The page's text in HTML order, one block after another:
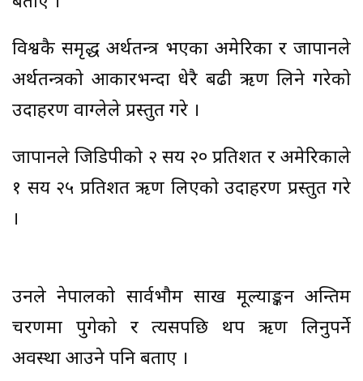
विश्वकै समृद्ध अर्थतन्त्र भएका अमेरिका र जापानले
अर्थतन्त्रको आकारभन्दा धेरै बढी ऋण लिने गरेको
उदाहरण वाग्लेले प्रस्तुत गरे ।
जापानले जिडिपीको २ सय २० प्रतिशत र अमेरिकाले
१ सय २५ प्रतिशत ऋण लिएको उदाहरण प्रस्तुत गरे
।
उनले नेपालको सार्वभौम साख मूल्याङ्कन अन्तिम
चरणमा पुगेको र त्यसपछि थप ऋण लिनुपर्ने
अवस्था आउने पनि बताए ।